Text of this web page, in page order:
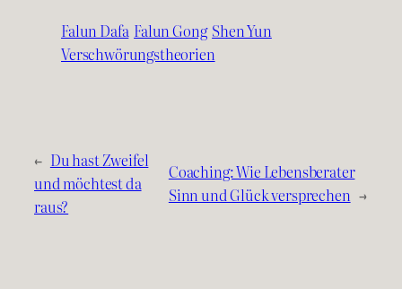
Falun Dafa Falun Gong Shen Yun
Verschwörungstheorien
← Du hast Zweifel
und möchtest da
raus?
Coaching: Wie Lebensberater
Sinn und Glück versprechen →